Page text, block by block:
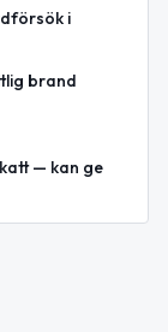
i
brand
— kan ge